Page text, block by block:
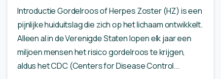
Introductie Gordelroos of Herpes Zoster (HZ) is een
pijnlijke huiduitslag die zich op het lichaam ontwikkelt.
Alleen al in de Verenigde Staten lopen elk jaar een
miljoen mensen het risico gordelroos te krijgen,
aldus het CDC (Centers for Disease Control...